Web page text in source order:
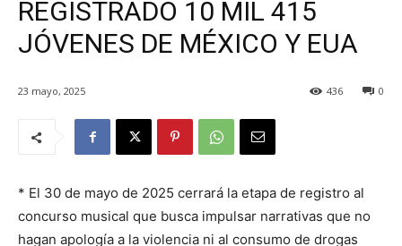
REGISTRADO 10 MIL 415
JÓVENES DE MÉXICO Y EUA
23 mayo, 2025 0
436
* El 30 de mayo de 2025 cerrará la etapa de registro al
concurso musical que busca impulsar narrativas que no
hagan apología a la violencia ni al consumo de drogas